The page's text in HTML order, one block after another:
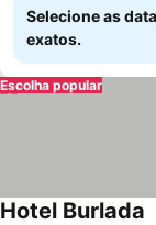
Selecione as
exatos.
Escolha popular
Hotel Burlada